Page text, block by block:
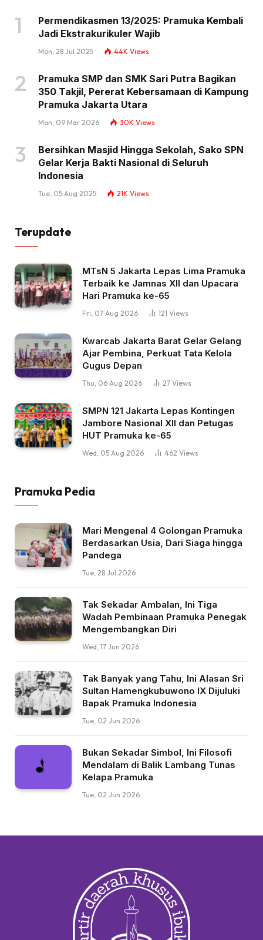
Permendikasmen 13/2025: Pramuka Kembali
Jadi Ekstrakurikuler Wajib
Mon, 28 Jul 2025 44K Views
Pramuka SMP dan SMK Sari Putra Bagikan
350 Takjil, Pererat Kebersamaan di Kampung
Pramuka Jakarta Utara
Mon, 09 Mar 2026 30K Views
Bersihkan Masjid Hingga Sekolah, Sako SPN
Gelar Kerja Bakti Nasional di Seluruh
Indonesia
Tue, 05 Aug 2025 21K Views
Terupdate
MTsN 5 Jakarta Lepas Lima Pramuka
Terbaik ke Jamnas XII dan Upacara
Hari Pramuka ke-65
Fri, 07 Aug 2026 121 Views
Kwarcab Jakarta Barat Gelar Gelang
Ajar Pembina, Perkuat Tata Kelola
Gugus Depan
Thu, 06 Aug 2026 27 Views
SMPN 121 Jakarta Lepas Kontingen
Jambore Nasional XII dan Petugas
HUT Pramuka ke-65
Wed, 05 Aug 2026 462 Views
Pramuka Pedia
Mari Mengenal 4 Golongan Pramuka
Berdasarkan Usia, Dari Siaga hingga
Pandega
Tue, 28 Jul 2026
Tak Sekadar Ambalan, Ini Tiga
Wadah Pembinaan Pramuka Penegak
Mengembangkan Diri
Wed, 17 Jun 2026
Tak Banyak yang Tahu, Ini Alasan Sri
Sultan Hamengkubuwono IX Dijuluki
Bapak Pramuka Indonesia
Tue, 02 Jun 2026
Bukan Sekadar Simbol, Ini Filosofi
Mendalam di Balik Lambang Tunas
Kelapa Pramuka
Tue, 02 Jun 2026